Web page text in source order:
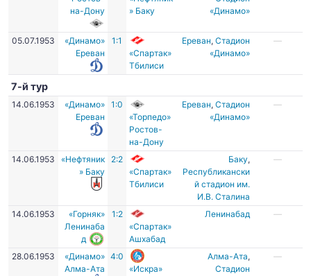
на-Дону
» Баку
«Динамо»
05.07.1953
«Динамо»
Ереван
1:1
«Спартак»
Тбилиси
Ереван,Стадион
«Динамо»
—
7-й тур
14.06.1953
«Динамо»
Ереван
1:0
«Торпедо»
Ростов-
на-Дону
Ереван,Стадион
«Динамо»
—
14.06.1953
«Нефтяник
» Баку
2:2
«Спартак»
Тбилиси
Баку,
Республикански
й стадион им.
И.В. Сталина
—
14.06.1953
«Горняк»
Ленинаба
д
1:2
«Спартак»
Ашхабад
Ленинабад —
28.06.1953
«Динамо»
Алма-Ата
4:0
«Искра»
Алма-Ата,
Стадион
—